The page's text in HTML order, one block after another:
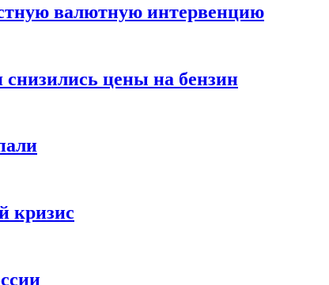
валютную интервенцию
снизились цены на бензин
кризис